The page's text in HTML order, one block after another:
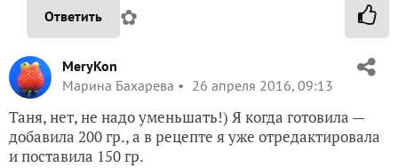
Ответить ✿
MeryKon
Марина Бахарева
26 апреля 2016, 09:13
Таня, нет, не надо уменьшать!) Я когда готовила —
добавила 200 гр., а в рецепте я уже отредактировала
и поставила 150 гр.